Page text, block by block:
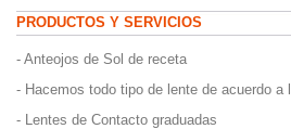
PRODUCTOS Y SERVICIOS
- Anteojos de Sol de receta
- Hacemos todo tipo de lente de acuerdo a
- Lentes de Contacto graduadas